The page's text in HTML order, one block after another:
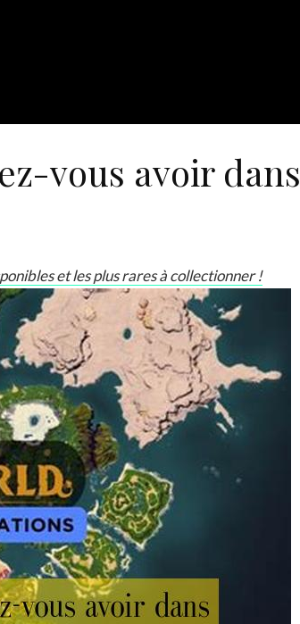
vous avoir dans
et les plus rares à collectionner !